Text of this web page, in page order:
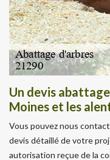
Un devis
Moines et les
Vous pouvez nous
devis détaillé de votre
autorisation reçue de la